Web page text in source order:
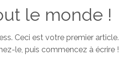
le monde !
Ceci est votre premier article.
le, puis commencez à écrire !